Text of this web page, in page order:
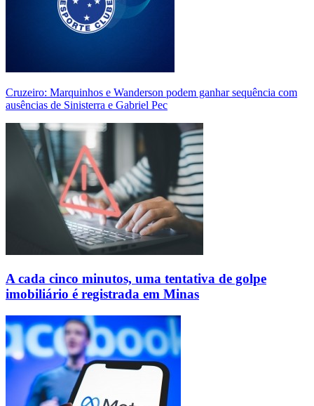
Cruzeiro: Marquinhos e Wanderson podem ganhar sequência com
ausências de Sinisterra e Gabriel Pec
A cada cinco minutos, uma tentativa de golpe
imobiliário é registrada em Minas